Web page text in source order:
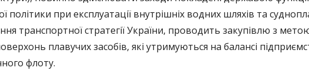
політики при експлуатації внутрішніх водних шляхів та
транспортної стратегії України, проводить закупівлю з
плавучих засобів, які утримуються на балансі
флоту.